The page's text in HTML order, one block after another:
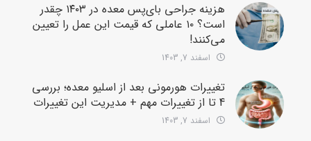
هزینه جراحی بای‌پس معده در ۱۴۰۳ چقدر
است؟ ۱۰ عاملی که قیمت این عمل را تعیین
می‌کنند!
اسفند 7, 1403
تغییرات هورمونی بعد از اسلیو معده؛ بررسی
4 تا از تغییرات مهم + مدیریت این تغییرات
اسفند 7, 1403